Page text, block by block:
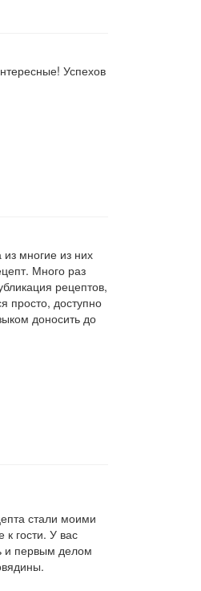
Успехов
многие из них
Много раз
рецептов,
просто, доступно
доносить до
стали моими
гости. У вас
и первым делом